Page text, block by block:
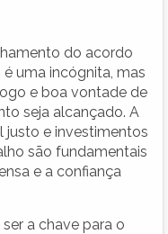
do acordo
uma incógnita, mas
e boa vontade de
seja alcançado. A
justo e investimentos
são fundamentais
e a confiança
a chave para o